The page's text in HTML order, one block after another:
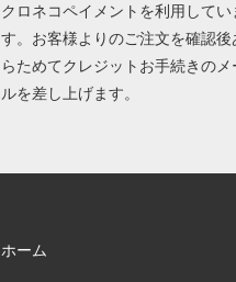
クロネコペイメントを利用してい
す。お客様よりのご注文を確認後
らためてクレジットお手続きのメ
ルを差し上げます。
ホーム